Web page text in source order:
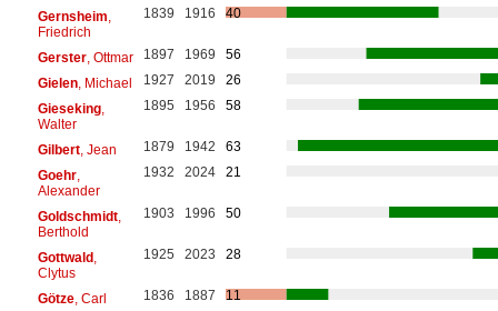
Gernsheim
Friedrich
1839 1916 40
Gerster, Ottmar 1897 1969
56
Gielen, Michael 1927 2019
26
Gieseking,
Walter
1895 1956 58
Gilbert, Jean 1879 1942
63
Goehr,
Alexander
1932 2024 21
Goldschmidt,
Berthold
1903 1996 50
Gottwald,
Clytus
1925 2023 28
Götze, Carl 1836 1887
11